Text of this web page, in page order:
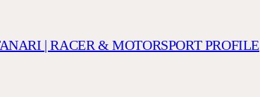
| RACER & MOTORSPORT PROFILE